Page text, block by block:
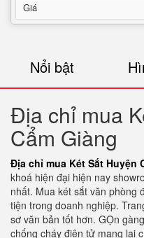
Giá
Nổi bật
Địa chỉ mua
Cẩm Giàng
Địa chỉ mua Két Sắt Huyện
khoá hiện đại hiện nay
nhất. Mua két sắt văn phòng
tiện trong doanh nghiệp.
sơ văn bản tốt hơn. GỌn
chống cháy điện tử mang lại